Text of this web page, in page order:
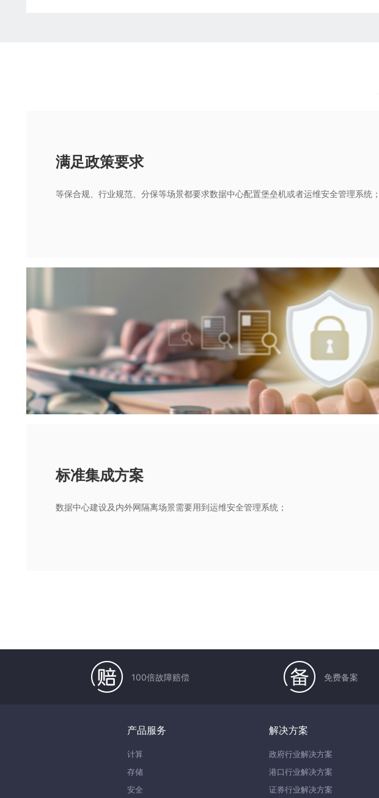
满足政策要求
等保合规、行业规范、分保等场景都要求数据中心配置堡垒机或者运维安全管理系统；
标准集成方案
数据中心建设及内外网隔离场景需要用到运维安全管理系统；
100倍故障赔偿 免费备案
产品服务
计算
存储
安全
解决方案
政府行业解决方案
港口行业解决方案
证券行业解决方案